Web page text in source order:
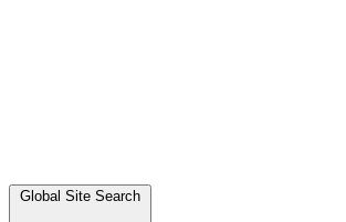
Global Site Search